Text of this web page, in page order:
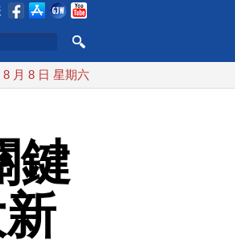
台灣漢光首結合城鎮演習 AIT連續
8 月 8 日 星期六
鍵